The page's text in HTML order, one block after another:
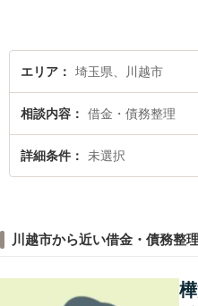
エリア 埼玉県、川越市
相談内容 借金・債務整理
詳細条件 未選択
川越市から近い借金・債務整